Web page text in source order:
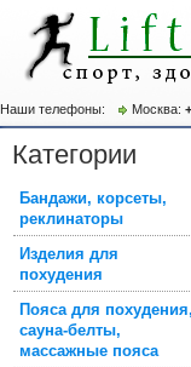
Наши телефоны: Москва:
Категории
Бандажи, корсеты,
реклинаторы
Изделия для
похудения
Пояса для похудения,
сауна-белты,
массажные пояса